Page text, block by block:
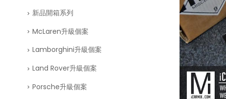
新品開箱系列
McLaren升級個案
Lamborghini升級個案
Land Rover升級個案
Porsche升級個案